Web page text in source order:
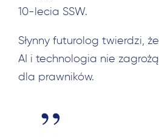
10-lecia SSW.
Słynny futurolog twierdzi,
AI i technologia nie
dla prawników.